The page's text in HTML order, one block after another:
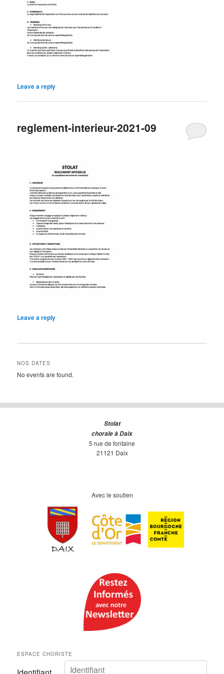
Leave a reply
reglement-interieur-2021-09
Leave a reply
NOS DATES
No events are found.
Stolat
chorale à Daix
5 rue de fontaine
21121 Daix
Avec le soutien
ESPACE CHORISTE